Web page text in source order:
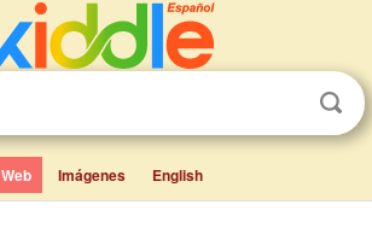
Web Imágenes English